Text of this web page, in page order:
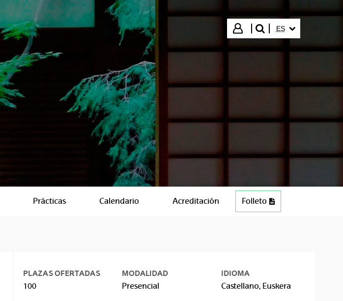
Iniciar sesión
buscar"
ES
Prácticas Calendario Acreditación Folleto
PLAZAS OFERTADAS
100
MODALIDAD
Presencial
IDIOMA
Castellano, Euskera